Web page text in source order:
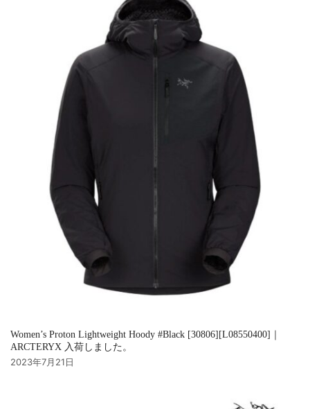
Women’s Proton Lightweight Hoody #Black [30806][L08550400]｜
ARCTERYX 入荷しました。
2023年7月21日